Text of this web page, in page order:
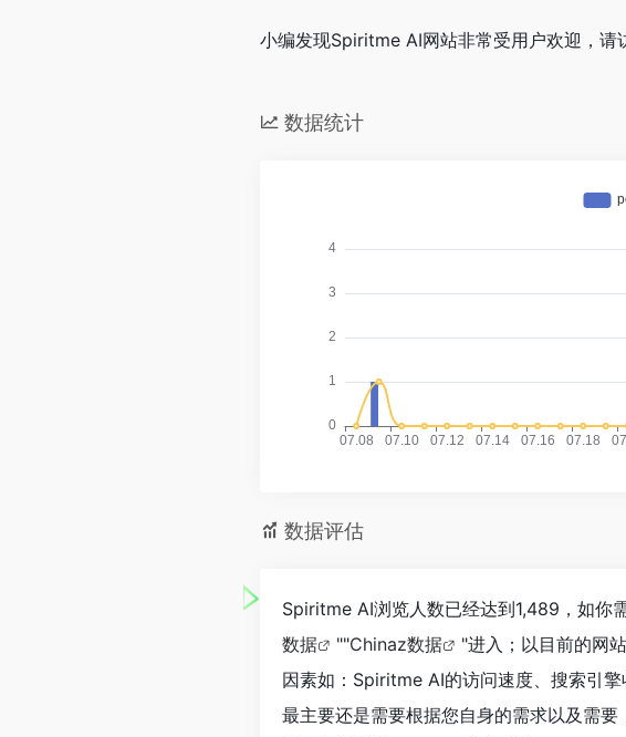
小编发现Spiritme AI网站非常受用户欢迎，请
数据统计
数据评估
Spiritme AI浏览人数已经达到1,489，如你
数据
""Chinaz数据
"进入；以目前的网
因素如：Spiritme AI的访问速度、搜索引
最主要还是需要根据您自身的需求以及需